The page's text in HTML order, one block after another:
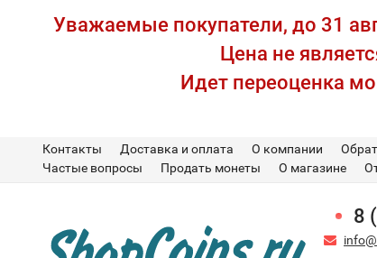
Уважаемые покупатели, до 31
Цена не
Идет переоценка
Контакты Доставка и оплата О компании
Частые вопросы
Продать монеты О магазине
8